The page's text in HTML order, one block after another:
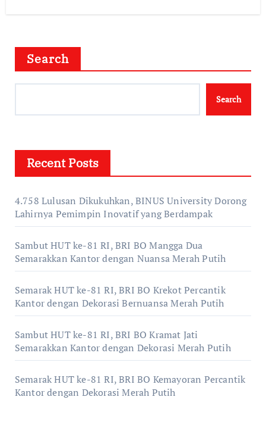
Search
Search
Recent Posts
4.758 Lulusan Dikukuhkan, BINUS University Dorong
Lahirnya Pemimpin Inovatif yang Berdampak
Sambut HUT ke-81 RI, BRI BO Mangga Dua
Semarakkan Kantor dengan Nuansa Merah Putih
Semarak HUT ke-81 RI, BRI BO Krekot Percantik
Kantor dengan Dekorasi Bernuansa Merah Putih
Sambut HUT ke-81 RI, BRI BO Kramat Jati
Semarakkan Kantor dengan Dekorasi Merah Putih
Semarak HUT ke-81 RI, BRI BO Kemayoran Percantik
Kantor dengan Dekorasi Merah Putih